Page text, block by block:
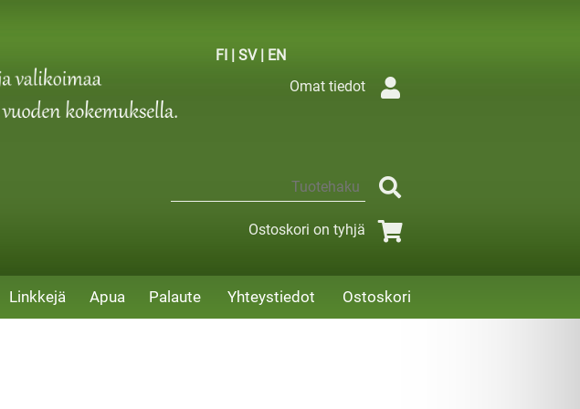
FI | SV| EN
Omat tiedot
Ostoskori on tyhjä
Linkkejä Apua Palaute Yhteystiedot Ostoskori